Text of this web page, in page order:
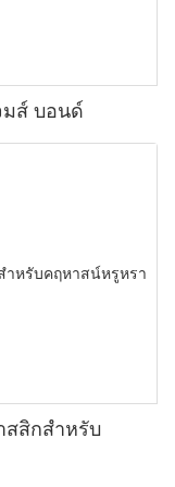
มส์ บอนด์
สสิกสำหรับ